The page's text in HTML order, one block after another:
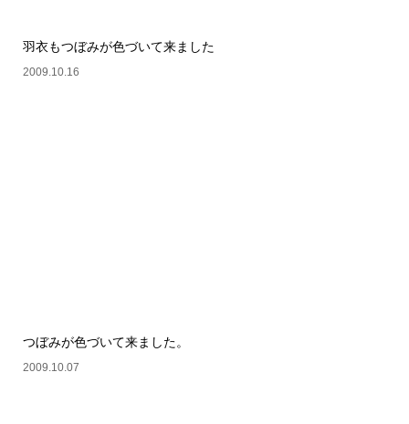
羽衣もつぼみが色づいて来ました
2009.10.16
つぼみが色づいて来ました。
2009.10.07